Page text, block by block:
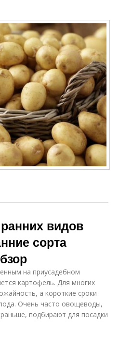
видов
сорта
на приусадебном
картофель. Для многих
а короткие сроки
Очень часто овощеводы,
подбирают для посадки